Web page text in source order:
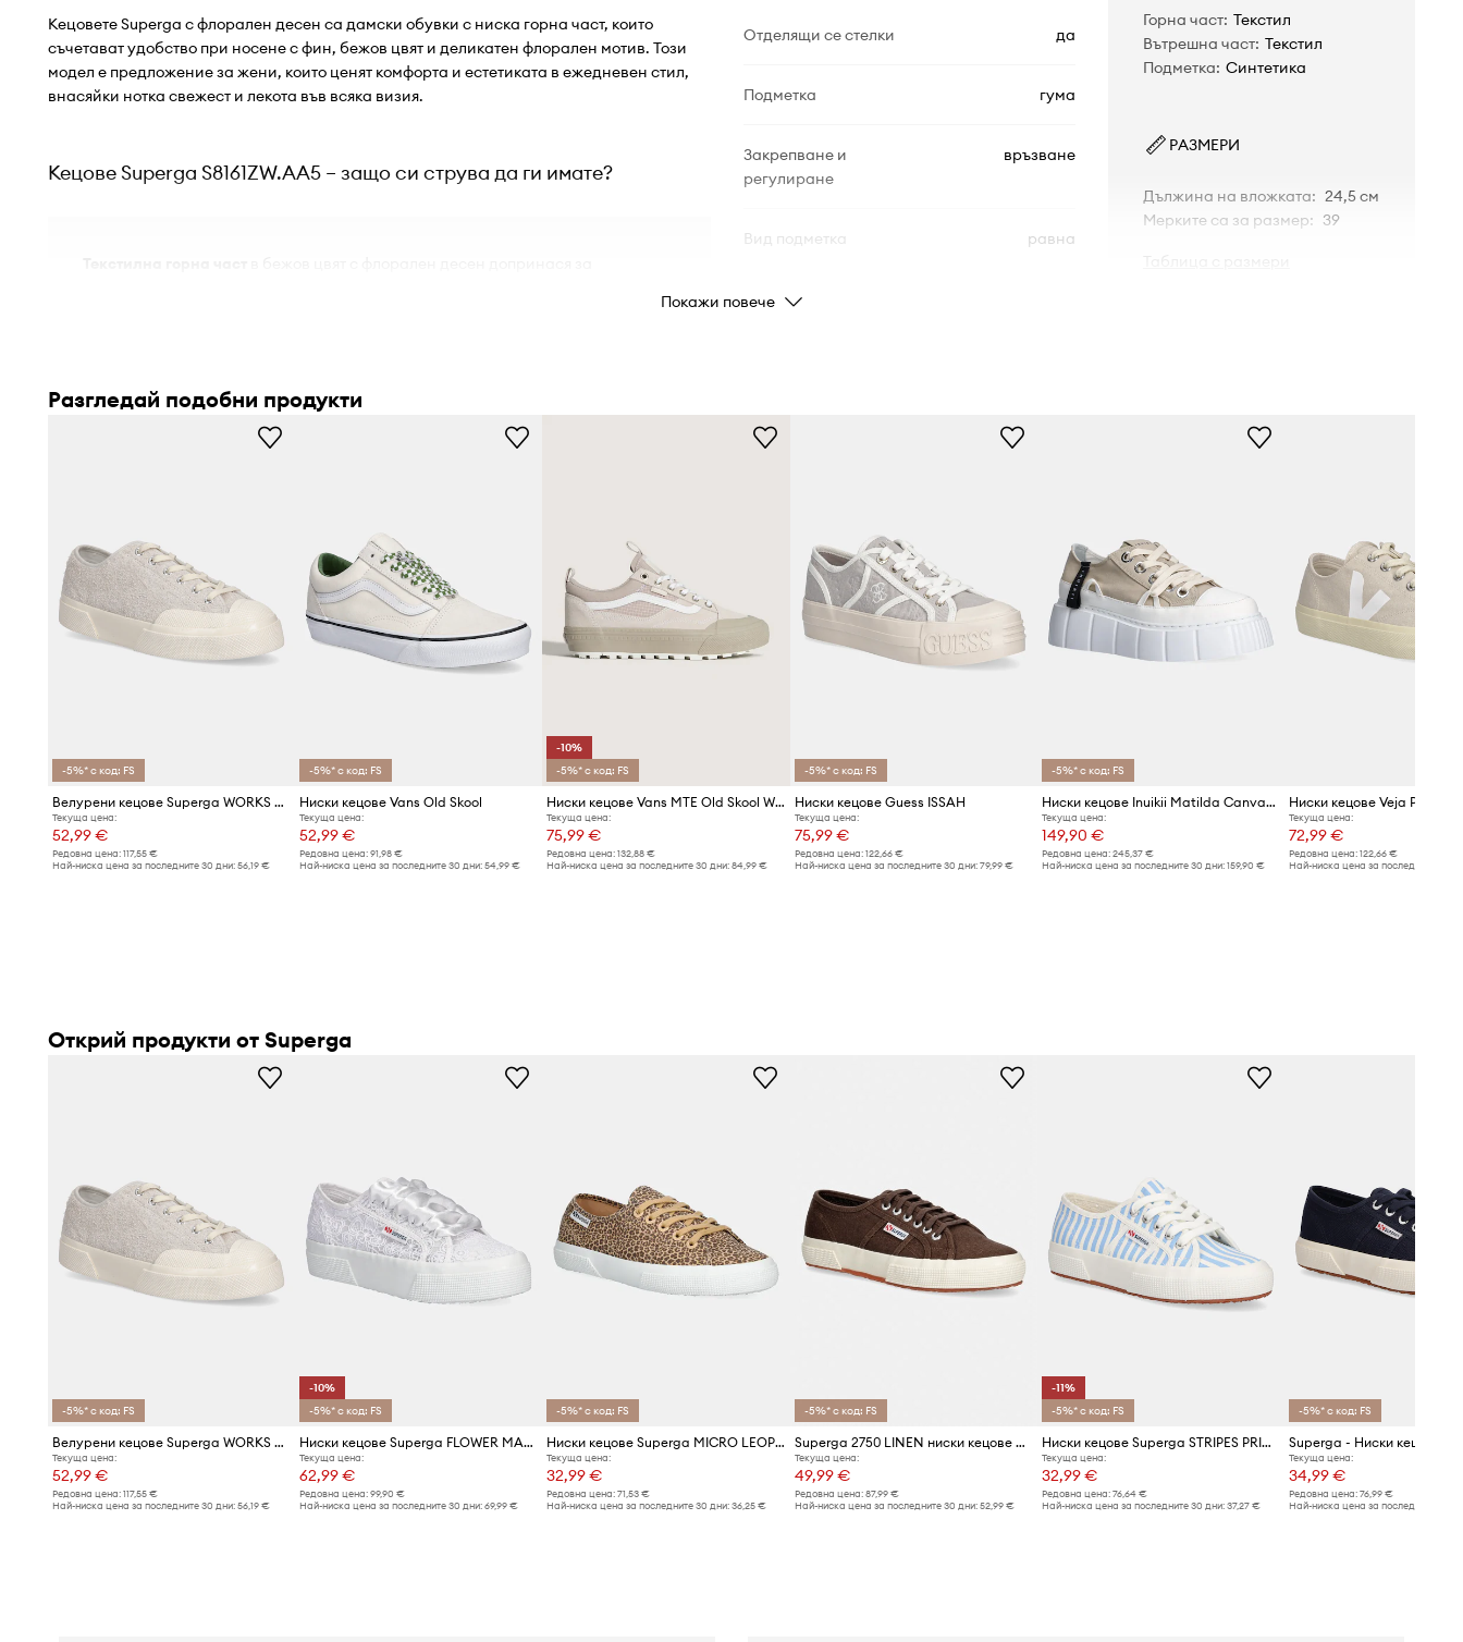
Кецовете Superga с флорален десен са дамски обувки с ниска горна част, които
съчетават удобство при носене с фин, бежов цвят и деликатен флорален мотив. Този
модел е предложение за жени, които ценят комфорта и естетиката в ежедневен стил,
внасяйки нотка свежест и лекота във всяка визия.
Кецове Superga S8161ZW.AA5 – защо си струва да ги имате?
Мек кант на горната частминимизира риска от протриване,
осигурявайки комфорт при ползване
Отделящи се стелки
улесняват поддържането на хигиената на обувките
и персонализирането на прилягането
Равна подметка
, изработена от гума, осигурява добро сцепление върху
различни повърхности
Отделящи се стелки да
Подметка гума
Закрепване и
регулиране
връзване
Вид подметка равна
производителя
Код на продукта
Горна част: Текстил
Вътрешна част: Текстил
Подметка: Синтетика
РАЗМЕРИ
Дължина на вложката: 24,5 см
Мерките са за размер: 39
Покажи повече
Разгледай подобни продукти
-5%* с код: FS
Велурени кецове Superga WORKS HAIRY SUEDE
Текуща цена:
52,99 €
Редовна цена: 117,55 €
Най-ниска цена за последните 30 дни: 56,19 €
-5%* с код: FS
Ниски кецове Vans Old Skool
Текуща цена:
52,99 €
Редовна цена:91,98 €
Най-ниска цена за последните 30 дни:54,99 €
-10%
-5%* с код: FS
Ниски кецове Vans MTE Old Skool Waterproof
Текуща цена:
75,99 €
Редовна цена: 132,88 €
Най-ниска цена за последните 30 дни: 84,99 €
-5%* с код: FS
Ниски кецове Guess ISSAH
Текуща цена:
75,99 €
Редовна цена: 122,66 €
Най-ниска цена за последните 30 дни: 79,99 €
-5%* с код: FS
Ниски кецове Inuikii Matilda Canvas Low
Текуща цена:
149,90 €
Редовна цена:245,37 €
Най-ниска цена за последните 30 дни:159,90 €
Текуща цена:
72,99 €
Редовна цена: 122,66 €
Най-ниска цена за последните 30
Открий продукти от Superga
-5%* с код: FS
Велурени кецове Superga WORKS HAIRY SUEDE
Текуща цена:
52,99 €
Редовна цена: 117,55 €
Най-ниска цена за последните 30 дни: 56,19 €
-10%
-5%* с код: FS
Ниски кецове Superga FLOWER MACRAME
Текуща цена:
62,99 €
Редовна цена:99,90 €
Най-ниска цена за последните 30 дни:69,99 €
-5%* с код: FS
Ниски кецове Superga MICRO LEOPARD PRINT LEGGE
Текуща цена:
32,99 €
Редовна цена: 71,53 €
Най-ниска цена за последните 30 дни: 36,25 €
-5%* с код: FS
Superga 2750 LINEN ниски кецове дамски
Текуща цена:
49,99 €
Редовна цена: 87,99 €
Най-ниска цена за последните 30 дни: 52,99 €
-11%
-5%* с код: FS
Ниски кецове Superga STRIPES PRINT
Текуща цена:
32,99 €
Редовна цена:76,64 €
Най-ниска цена за последните 30 дни:37,27 €
-5%* с код: FS
Текуща цена:
34,99 €
Редовна цена: 76,99 €
Най-ниска цена за последните 30